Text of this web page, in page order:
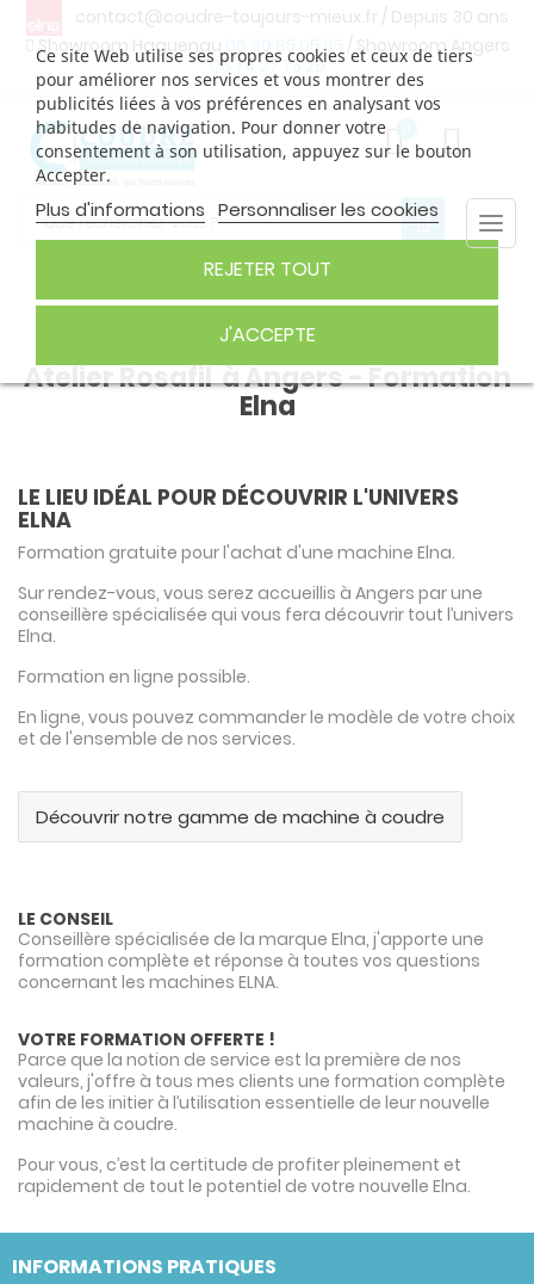
contact@coudre-toujours-mieux.fr / Depuis 30 ans
Showroom Haguenau
06 30 85 05 95
/ Showroom Angers
06 74 27 75 29
Ce site Web utilise ses propres cookies et ceux de tiers
pour améliorer nos services et vous montrer des
publicités liées à vos préférences en analysant vos
habitudes de navigation. Pour donner votre
consentement à son utilisation, appuyez sur le bouton
Accepter.
Plus d'informations Personnaliser les cookies
REJETER TOUT
J'ACCEPTE
Atelier Rosafil à Angers - Formation
Elna
LE LIEU IDÉAL POUR DÉCOUVRIR L'UNIVERS
ELNA
Formation gratuite pour l'achat d'une machine Elna.
Sur rendez-vous, vous serez accueillis à Angers par une
conseillère spécialisée qui vous fera découvrir tout l’univers
Elna.
Formation en ligne possible.
En ligne, vous pouvez commander le modèle de votre choix
et de l'ensemble de nos services.
Découvrir notre gamme de machine à coudre
LE CONSEIL
Conseillère spécialisée de la marque Elna, j'apporte une
formation complète et réponse à toutes vos questions
concernant les machines ELNA.
VOTRE FORMATION OFFERTE !
Parce que la notion de service est la première de nos
valeurs, j'offre à tous mes clients une formation complète
afin de les initier à l’utilisation essentielle de leur nouvelle
machine à coudre.
Pour vous, c’est la certitude de profiter pleinement et
rapidement de tout le potentiel de votre nouvelle Elna.
INFORMATIONS PRATIQUES